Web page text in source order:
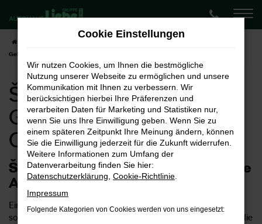
Zum
Hauptinhalt
springen
Gebrauchtwagen für Chemnitz
Škoda Karoq
Gebrauchtwagen für
Chemnitz
Škoda Karoq Gebrauchtwagen – eine
Alternative für Chemnitz
Ein Škoda Karoq Gebrauchtwagen ist nicht nur preiswert,
sondern auch zuverlässig. Wir empfehlen dieses Modell für die
Cookie Einstellungen
Wir nutzen Cookies, um Ihnen die bestmögliche
Nutzung unserer Webseite zu ermöglichen und unsere
Kommunikation mit Ihnen zu verbessern. Wir
berücksichtigen hierbei Ihre Präferenzen und
verarbeiten Daten für Marketing und Statistiken nur,
wenn Sie uns Ihre Einwilligung geben. Wenn Sie zu
einem späteren Zeitpunkt Ihre Meinung ändern, können
Sie die Einwilligung jederzeit für die Zukunft widerrufen.
Weitere Informationen zum Umfang der
Datenverarbeitung finden Sie hier:
Datenschutzerklärung Cookie-Richtlinie
Impressum
Folgende Kategorien von Cookies werden von uns eingesetzt: